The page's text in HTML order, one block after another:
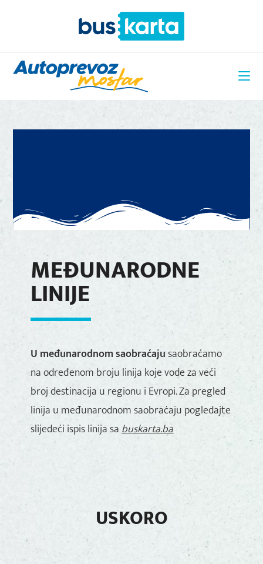
MEĐUNARODNE
LINIJE
U međunarodnom saobraćajusaobraćamo
na određenom broju linija koje vode za veći
broj destinacija u regionu i Evropi. Za pregled
linija u međunarodnom saobraćaju pogledajte
slijedeći ispis linija sabuskarta.ba
USKORO